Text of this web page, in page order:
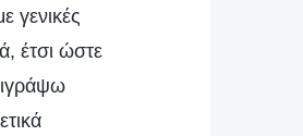
γενικές
έτσι ώστε